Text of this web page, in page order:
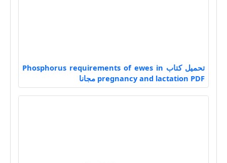
تحميل كتاب Phosphorus requirements of ewes in
pregnancy and lactation PDF مجانا